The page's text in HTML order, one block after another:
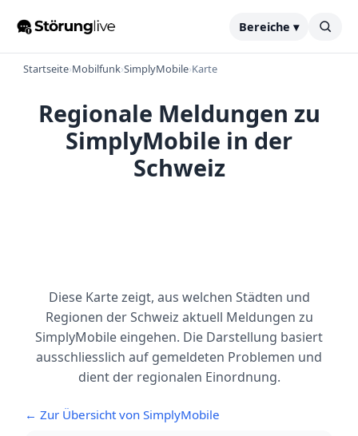
Bereiche ▾
Startseite›Mobilfunk›SimplyMobile›Karte
Regionale Meldungen zu
SimplyMobile in der
Schweiz
Diese Karte zeigt, aus welchen Städten und
Regionen der Schweiz aktuell Meldungen zu
SimplyMobile eingehen. Die Darstellung basiert
ausschliesslich auf gemeldeten Problemen und
dient der regionalen Einordnung.
← Zur Übersicht von SimplyMobile